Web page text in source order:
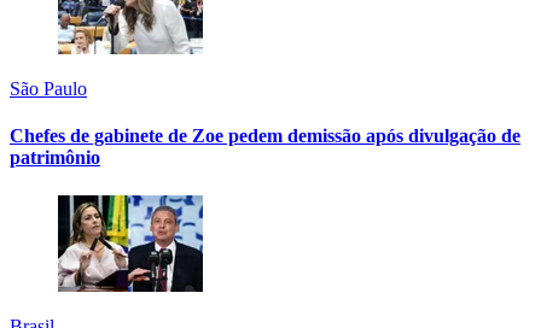
São Paulo
Chefes de gabinete de Zoe pedem demissão após divulgação de
patrimônio